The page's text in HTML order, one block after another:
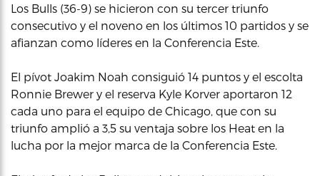
Los Bulls (36-9) se hicieron con su tercer triunfo
consecutivo y el noveno en los últimos 10 partidos y se
afianzan como líderes en la Conferencia Este.
El pívot Joakim Noah consiguió 14 puntos y el escolta
Ronnie Brewer y el reserva Kyle Korver aportaron 12
cada uno para el equipo de Chicago, que con su
triunfo amplió a 3,5 su ventaja sobre los Heat en la
lucha por la mejor marca de la Conferencia Este.